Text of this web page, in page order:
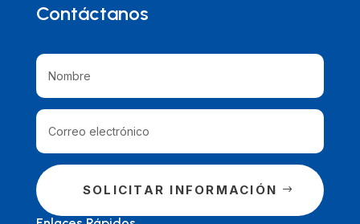
Contáctanos
SOLICITAR INFORMACIÓN